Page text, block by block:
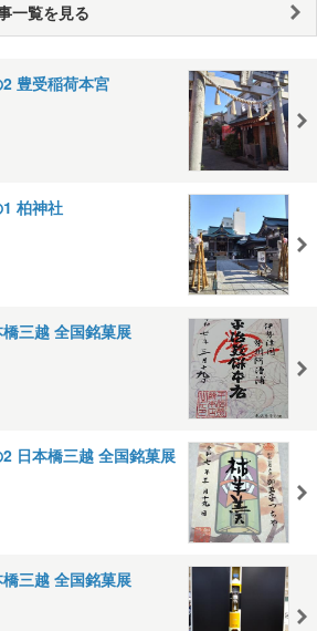
一覧を見る
豊受稲荷本宮
柏神社
三越 全国銘菓展
日本橋三越 全国銘菓展
三越 全国銘菓展